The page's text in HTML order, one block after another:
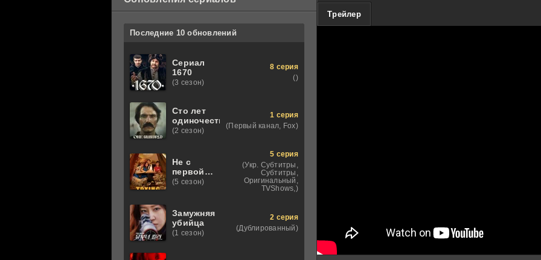
Трейлер
Последние 10 обновлений
Сериал
1670
(3 сезон)
8 серия
()
Сто лет
одиночества
(2 сезон)
1 серия
(Первый канал, Fox)
Не с
первой
попытки
(5 сезон)
5 серия
(Укр. Субтитры,
Субтитры,
Оригинальный,
TVShows,)
Замужняя
убийца
(1 сезон)
2 серия
(Дублированный)